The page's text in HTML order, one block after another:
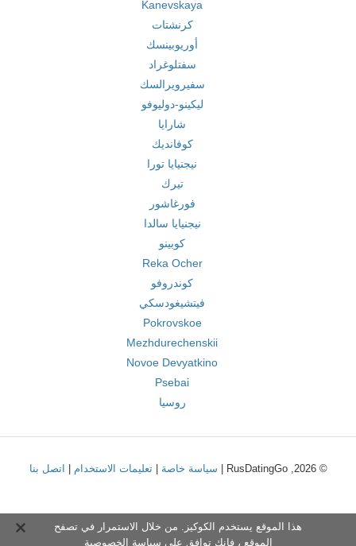
Kanevskaya
كرنشتات
أوريوبينسك
سفتلوغراد
سفيرويرالسك
ليكينو-دوليوفو
شارايا
كوفانديك
نيجنيايا تورا
تيرك
فورغاشور
نيجنيايا سالدا
كوبينو
Reka Ocher
كوندروفو
فيتشيغودسكي
Pokrovskoe
Mezhdurechenskii
Novoe Devyatkino
Psebai
روسيا
© 2026, RusDatingGo | سياسة خاصة |تعليمات الاستخدام اتصل بنا
هذا الموقع يستخدم الكوكيز. من خلال الاستمرار في تصفح
الموقع ، فإنك توافق على سياسة الخصوصية